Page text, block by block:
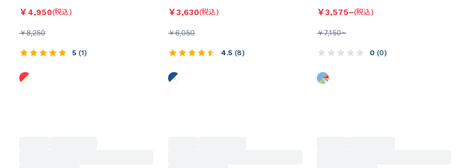
￥4,950(税込)
￥8,250
5 (1)
￥3,630(税込)
￥6,050
4.5 (8)
￥3,575~(税込)
￥7,150~
0 (0)